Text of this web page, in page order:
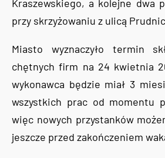
Kraszewskiego, a kolejne dwa
przy skrzyżowaniu z ulicą
Miasto wyznaczyło termin
chętnych firm na 24 kwietnia
wykonawca będzie miał 3
wszystkich prac od momentu
więc nowych przystanków
jeszcze przed zakończeniem